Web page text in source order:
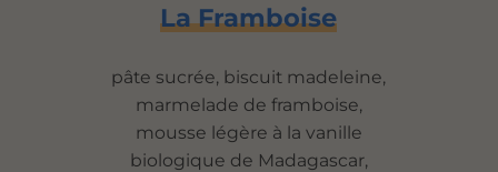
La Framboise
pâte sucrée, biscuit madeleine,
marmelade de framboise,
mousse légère à la vanille
biologique de Madagascar,